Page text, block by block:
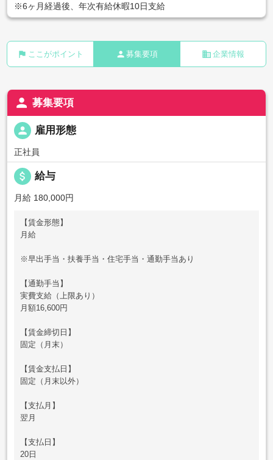
※6ヶ月経過後、年次有給休暇10日支給
flag ここがポイント person 募集要項 business 企業情報
person 募集要項
person 雇用形態
正社員
attach_money 給与
月給 180,000円
【賃金形態】
月給
※早出手当・扶養手当・住宅手当・通勤手当あり
【通勤手当】
実費支給（上限あり）
月額16,600円
【賃金締切日】
固定（月末）
【賃金支払日】
固定（月末以外）
【支払月】
翌月
【支払日】
20日